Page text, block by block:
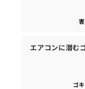
エアコンに潜む
ゴ